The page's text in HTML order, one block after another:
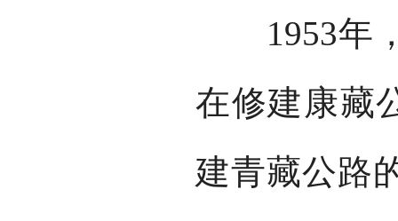
1953年，
在修建康藏
建青藏公路